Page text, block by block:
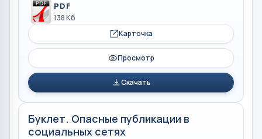
PDF
138 Кб
Карточка
Просмотр
Скачать
Буклет. Опасные публикации в
социальных сетях